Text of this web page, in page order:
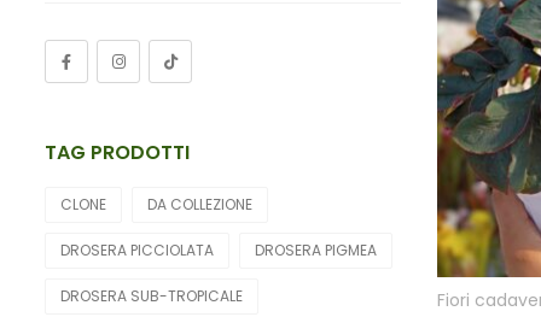
Fiori
TAG PRODOTTI
CLONE DA COLLEZIONE
DROSERA PICCIOLATA DROSERA PIGMEA
DROSERA SUB-TROPICALE